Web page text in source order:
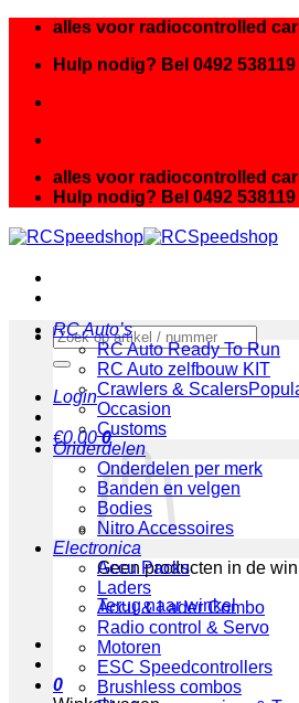
inhoud
alles voor radiocontrolled
Hulp nodig? Bel 0492 538119
alles voor radiocontrolled
Hulp nodig? Bel 0492 538119
Zoeken
naar:
Login
€0.00 0
Geen producten in de
Terug naar winkel
0
RC Auto’s
RC Auto Ready To Run
RC Auto zelfbouw KIT
Crawlers & Scalers
Occasion
Customs
Onderdelen
Onderdelen per merk
Banden en velgen
Bodies
Nitro Accessoires
Electronica
Accu Packs
Laders
Accu & Lader Combo
Radio control & Servo
Motoren
ESC Speedcontrollers
Brushless combos